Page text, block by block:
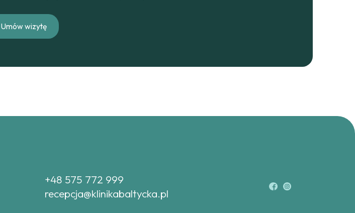
Umów wizytę
+48 575 772 999
recepcja@klinikabaltycka.pl